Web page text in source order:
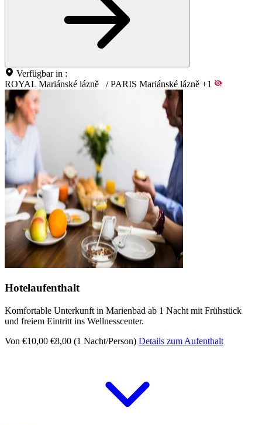
Verfügbar in :
ROYAL Mariánské lázně
/ PARIS Mariánské lázně +1
Hotelaufenthalt
Komfortable Unterkunft in Marienbad ab 1 Nacht mit Frühstück
und freiem Eintritt ins Wellnesscenter.
Von €10,00 €8,00 (1 Nacht/Person) Details zum Aufenthalt